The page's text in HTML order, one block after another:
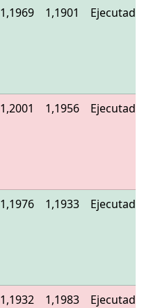
1,1969 1,1901 Ejecutado
1,2001 1,1956 Ejecutado
1,1976 1,1933 Ejecutado
1,1932 1,1983 Ejecutado